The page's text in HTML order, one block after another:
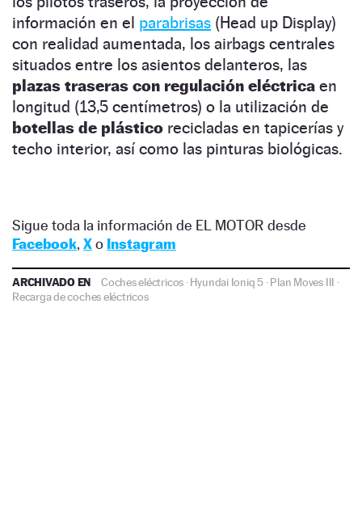
información en el parabrisas (Head up Display)
con realidad aumentada, los airbags centrales
situados entre los asientos delanteros, las
plazas traseras con regulación eléctrica en
longitud (13,5 centímetros) o la utilización de
botellas de plástico recicladas en tapicerías y
techo interior, así como las pinturas biológicas.
Sigue toda la información de EL MOTOR desde
Facebook, Xo Instagram
ARCHIVADO EN Coches eléctricos ·Hyundai Ioniq 5·Plan Moves III ·
Recarga de coches eléctricos